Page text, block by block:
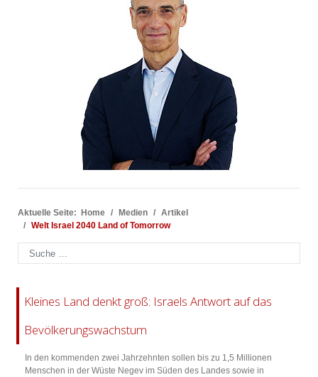
Aktuelle Seite: Home Medien
Artikel
Welt Israel 2040 Land of Tomorrow
Suchen
Kleines Land denkt groß: Israels Antwort auf das
Bevölkerungswachstum
In den kommenden zwei Jahrzehnten sollen bis zu 1,5 Millionen
Menschen in der Wüste Negev im Süden des Landes sowie in